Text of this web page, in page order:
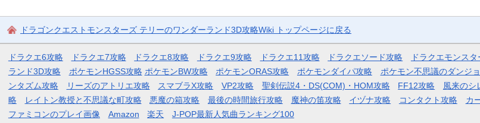
ドラゴンクエストモンスターズ テリーのワンダーランド3D攻略Wiki トップページに戻る
ドラクエ6攻略 ドラクエ7攻略 ドラクエ8攻略 ドラクエ9攻略 ドラクエ11攻略 ドラクエソード攻略 ドラクエモンス
ランド3D攻略
ポケモンHGSS攻略 ポケモンBW攻略 ポケモンORAS攻略 ポケモンダイパ攻略 ポケモン不思議のダンジ
ンタズム攻略
リーズのアトリエ攻略 スマブラX攻略 VP2攻略 聖剣伝説4・DS(COM)・HOM攻略 FF12攻略 風来のシ
略
レイトン教授と不思議な町攻略 悪魔の箱攻略 最後の時間旅行攻略 魔神の笛攻略 イヅナ攻略 コンタクト攻略 カ
ファミコンのプレイ画像
Amazon 楽天 J-POP最新人気曲ランキング100